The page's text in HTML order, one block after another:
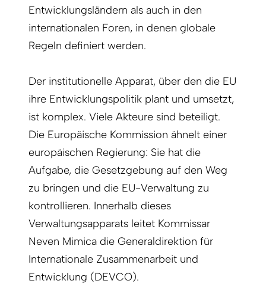
Entwicklungsländern als auch in den
internationalen Foren, in denen globale
Regeln definiert werden.
Der institutionelle Apparat, über den die EU
ihre Entwicklungspolitik plant und umsetzt,
ist komplex. Viele Akteure sind beteiligt.
Die Europäische Kommission ähnelt einer
europäischen Regierung: Sie hat die
Aufgabe, die Gesetzgebung auf den Weg
zu bringen und die EU-Verwaltung zu
kontrollieren. Innerhalb dieses
Verwaltungsapparats leitet Kommissar
Neven Mimica die Generaldirektion für
Internationale Zusammenarbeit und
Entwicklung (DEVCO).